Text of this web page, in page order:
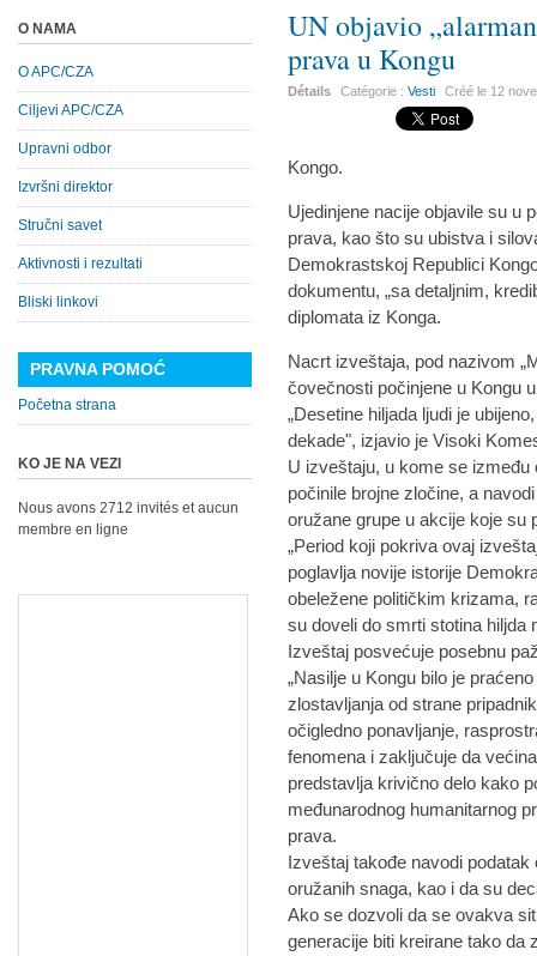
UN objavio
prava u Kongu
Détails Catégorie :Vesti Créé le 12
Kongo.
Ujedinjene nacije objavile su u
prava, kao što su ubistva i
Demokrastskoj Republici
dokumentu, „sa detaljnim,
diplomata iz Konga.
Nacrt izveštaja, pod nazivom
čovečnosti počinjene u Kongu
„Desetine hiljada ljudi je
dekade", izjavio je Visoki
U izveštaju, u kome se između
počinile brojne zločine, a
oružane grupe u akcije koje su
„Period koji pokriva ovaj
poglavlja novije istorije
obeležene političkim krizama,
su doveli do smrti stotina hiljda
Izveštaj posvećuje posebnu
„Nasilje u Kongu bilo je
zlostavljanja od strane
očigledno ponavljanje,
fenomena i zaključuje da
predstavlja krivično delo kako
međunarodnog humanitarnog
prava.
Izveštaj takođe navodi
oružanih snaga, kao i da su
Ako se dozvoli da se ovakva
generacije biti kreirane tako da
O NAMA
O APC/CZA
Ciljevi APC/CZA
Upravni odbor
Izvršni direktor
Stručni savet
Aktivnosti i rezultati
Bliski linkovi
PRAVNA POMOĆ
Početna strana
KO JE NA VEZI
Nous avons 2712 invités et aucun
membre en ligne